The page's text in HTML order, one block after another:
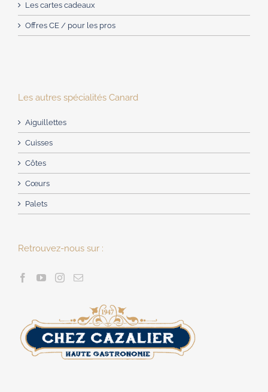
Les cartes cadeaux
Offres CE / pour les pros
Les autres spécialités Canard
Aiguillettes
Cuisses
Côtes
Cœurs
Palets
Retrouvez-nous sur :